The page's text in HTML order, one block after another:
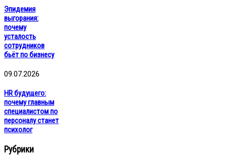
Эпидемия
выгорания:
почему
усталость
сотрудников
бьёт по бизнесу
09.07.2026
HR будущего:
почему главным
специалистом по
персоналу станет
психолог
Рубрики